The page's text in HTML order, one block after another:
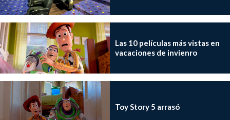
Las 10 películas más vistas en
vacaciones de invienro
Toy Story 5 arrasó